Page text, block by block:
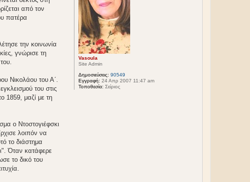
Vasoula
Site Admin
Δημοσιεύσεις: 90549
Εγγραφή: 24 Απρ 2007 11:47 am
Τοποθεσία: Σείριος
από τον
πατέρα
την κοινωνία
γνώρισε τη
Νικολάου του Α΄.
του στις
1859, μαζί με τη
ο Ντοστογιέφσκι
λοιπόν να
το διάστημα
Όταν κατάφερε
το δικό του